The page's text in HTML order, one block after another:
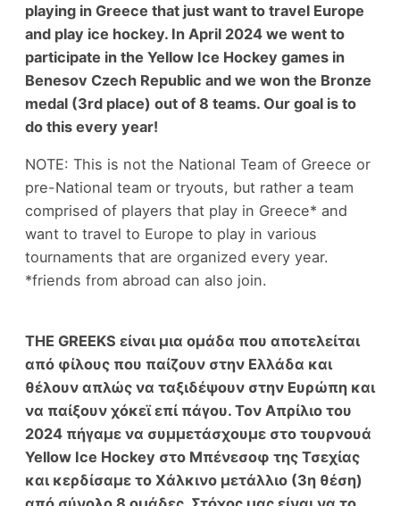
playing in Greece that just want to travel Europe
and play ice hockey. In April 2024 we went to
participate in the Yellow Ice Hockey games in
Benesov Czech Republic and we won the Bronze
medal (3rd place) out of 8 teams. Our goal is to
do this every year!
NOTE: This is not the National Team of Greece or
pre-National team or tryouts, but rather a team
comprised of players that play in Greece* and
want to travel to Europe to play in various
tournaments that are organized every year.
*friends from abroad can also join.
THE GREEKS είναι μια ομάδα που αποτελείται
από φίλους που παίζουν στην Ελλάδα και
θέλουν απλώς να ταξιδέψουν στην Ευρώπη και
να παίξουν χόκεϊ επί πάγου. Τον Απρίλιο του
2024 πήγαμε να συμμετάσχουμε στο τουρνουά
Yellow Ice Hockey στο Μπένεσοφ της Τσεχίας
και κερδίσαμε το Χάλκινο μετάλλιο (3η θέση)